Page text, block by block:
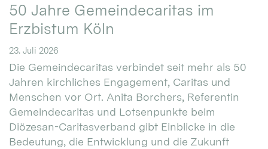
50 Jahre Gemeindecaritas im
Erzbistum Köln
23. Juli 2026
Die Gemeindecaritas verbindet seit mehr als 50
Jahren kirchliches Engagement, Caritas und
Menschen vor Ort. Anita Borchers, Referentin
Gemeindecaritas und Lotsenpunkte beim
Diözesan-Caritasverband gibt Einblicke in die
Bedeutung, die Entwicklung und die Zukunft